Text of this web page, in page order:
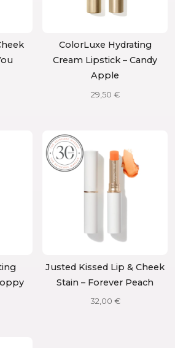
ColorLuxe Hydrating
Cream Lipstick – Candy
Apple
29,50 €
Justed Kissed Lip & Cheek
Stain – Forever Peach
32,00 €